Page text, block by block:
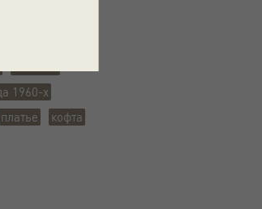
1960-х
платье кофта